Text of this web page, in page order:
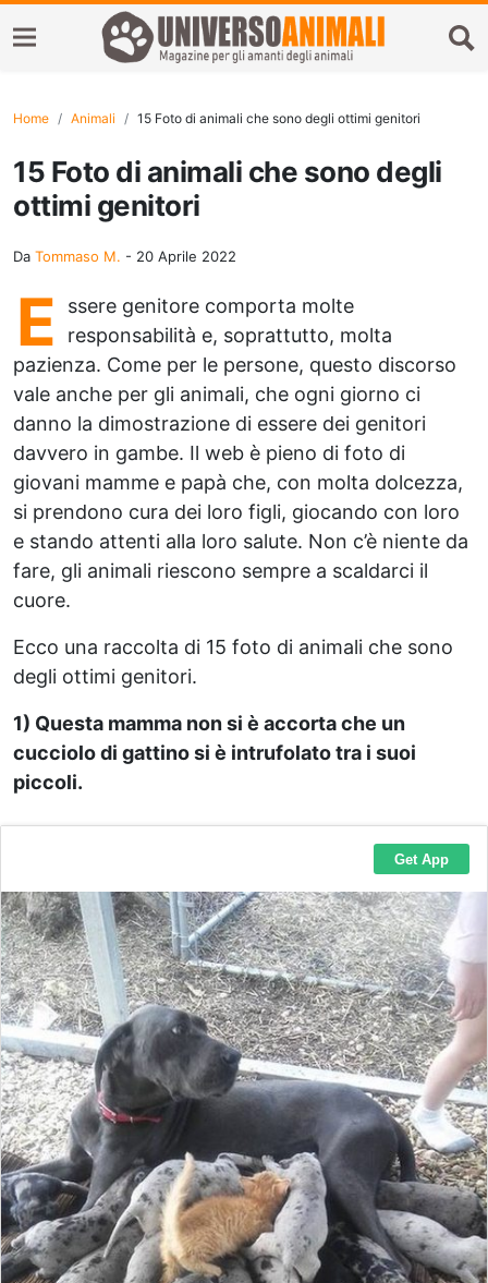
Home Animali 15 Foto di animali che sono degli ottimi genitori
15 Foto di animali che sono degli
ottimi genitori
Da Tommaso M. - 20 Aprile 2022
E
ssere genitore comporta molte
responsabilità e, soprattutto, molta
pazienza. Come per le persone, questo discorso
vale anche per gli animali, che ogni giorno ci
danno la dimostrazione di essere dei genitori
davvero in gambe. Il web è pieno di foto di
giovani mamme e papà che, con molta dolcezza,
si prendono cura dei loro figli, giocando con loro
e stando attenti alla loro salute. Non c’è niente da
fare, gli animali riescono sempre a scaldarci il
cuore.
Ecco una raccolta di 15 foto di animali che sono
degli ottimi genitori.
1) Questa mamma non si è accorta che un
cucciolo di gattino si è intrufolato tra i suoi
piccoli.